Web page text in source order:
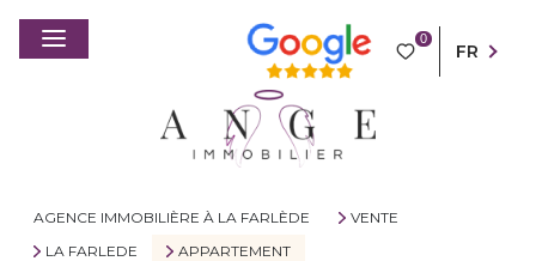
0
FR
AGENCE IMMOBILIÈRE À LA FARLÈDE
VENTE
LA FARLEDE
APPARTEMENT